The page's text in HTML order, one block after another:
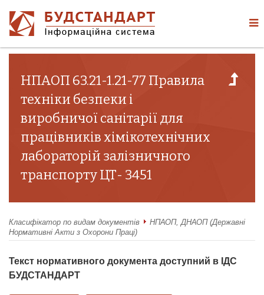
НПАОП 63.21-1.21-77 Правила
техніки безпеки і
виробничої санітарії для
працівників хімікотехнічних
лабораторій залізничного
транспорту ЦТ- 3451
Класифікатор по видам документів
НПАОП, ДНАОП (Державні
Нормативні Акти з Охорони Праці)
Текст нормативного документа доступний в ІДС
БУДСТАНДАРТ